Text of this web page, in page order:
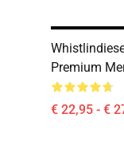
Premium
€ 22,95 - €